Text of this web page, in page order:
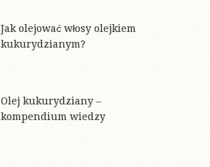
Jak olejować włosy olejkiem
kukurydzianym?
Olej kukurydziany –
kompendium wiedzy